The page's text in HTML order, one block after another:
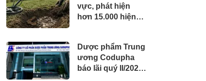
vực, phát hiện
hơn 15.000 hiện
suốt 1.500 năm -
giá trị tương
đương 63 tỷ đồng
Dược phẩm Trung
ương Codupha
báo lãi quý II/2026